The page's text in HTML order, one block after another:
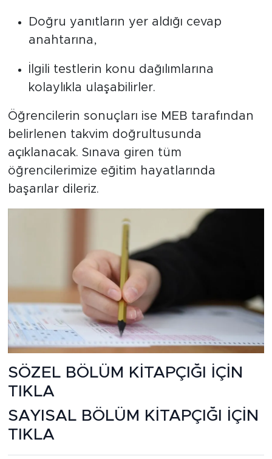
Doğru yanıtların yer aldığı cevap
anahtarına,
İlgili testlerin konu dağılımlarına
kolaylıkla ulaşabilirler.
Öğrencilerin sonuçları ise MEB tarafından
belirlenen takvim doğrultusunda
açıklanacak. Sınava giren tüm
öğrencilerimize eğitim hayatlarında
başarılar dileriz.
SÖZEL BÖLÜM KİTAPÇIĞI İÇİN
TIKLA
SAYISAL BÖLÜM KİTAPÇIĞI İÇİN
TIKLA